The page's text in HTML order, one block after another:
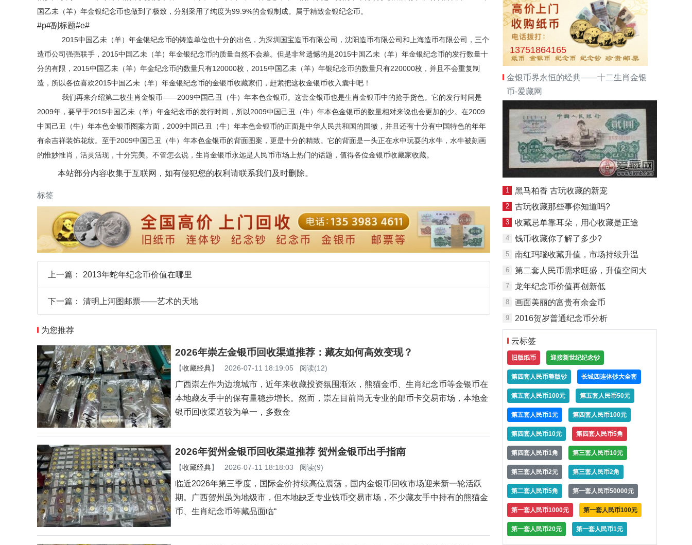
国乙未（羊）年金银纪念币也做到了极致，分别采用了纯度为99.9%的金银制成。属于精致金银纪念币。
#p#副标题#e#
2015中国乙未（羊）年金银纪念币的铸造单位也十分的出色，为深圳国宝造币有限公司，沈阳造币有限公司和上海造币有限公司，三个
造币公司强强联手，2015中国乙未（羊）年金银纪念币的质量自然不会差。但是非常遗憾的是2015中国乙未（羊）年金银纪念币的发行数量十
分的有限，2015中国乙未（羊）年金纪念币的数量只有120000枚，2015中国乙未（羊）年银纪念币的数量只有220000枚，并且不会重复制
造，所以各位喜欢2015中国乙未（羊）年金银纪念币的金银币收藏家们，赶紧把这枚金银币收入囊中吧！
我们再来介绍第二枚生肖金银币——2009中国己丑（牛）年本色金银币。这套金银币也是生肖金银币中的抢手货色。它的发行时间是
2009年，要早于2015中国乙未（羊）年金纪念币的发行时间，所以2009中国己丑（牛）年本色金银币的数量相对来说也会更加的少。在2009
中国己丑（牛）年本色金银币图案方面，2009中国己丑（牛）年本色金银币的正面是中华人民共和国的国徽，并且还有十分有中国特色的年年
有余吉祥装饰花纹。至于2009中国己丑（牛）年本色金银币的背面图案，更是十分的精致。它的背面是一头正在水中玩耍的水牛，水牛被刻画
的惟妙惟肖，活灵活现，十分完美。不管怎么说，生肖金银币永远是人民币市场上热门的话题，值得各位金银币收藏家收藏。
本站部分内容收集于互联网，如有侵犯您的权利请联系我们及时删除。
标签
上一篇： 2013年蛇年纪念币价值在哪里
下一篇： 清明上河图邮票——艺术的天地
为您推荐
2026年崇左金银币回收渠道推荐：藏友如何高效变现？
【收藏经典】 2026-07-11 18:19:05 阅读(12)
广西崇左作为边境城市，近年来收藏投资氛围渐浓，熊猫金币、生肖纪念币等金银币在
本地藏友手中的保有量稳步增长。然而，崇左目前尚无专业的邮币卡交易市场，本地金
银币回收渠道较为单一，多数金
2026年贺州金银币回收渠道推荐 贺州金银币出手指南
【收藏经典】 2026-07-11 18:18:03 阅读(9)
临近2026年第三季度，国际金价持续高位震荡，国内金银币回收市场迎来新一轮活跃
期。广西贺州虽为地级市，但本地缺乏专业钱币交易市场，不少藏友手中持有的熊猫金
币、生肖纪念币等藏品面临“
13751864165
金银币界永恒的经典——十二生肖金银
币-爱藏网
1 黑马柏香 古玩收藏的新宠
2 古玩收藏那些事你知道吗?
3 收藏忌单靠耳朵，用心收藏是正途
4 钱币收藏你了解了多少?
5 南红玛瑙收藏升值，市场持续升温
6 第二套人民币需求旺盛，升值空间大
7 龙年纪念币价值再创新低
8 画面美丽的富贵有余金币
9 2016贺岁普通纪念币分析
云标签
旧版纸币 迎接新世纪纪念钞
第四套人民币整版钞 长城四连体钞大全套
第五套人民币100元 第五套人民币50元
第五套人民币1元 第四套人民币100元
第四套人民币10元 第四套人民币5角
第四套人民币1角 第三套人民币10元
第三套人民币2元 第三套人民币2角
第二套人民币5角 第一套人民币50000元
第一套人民币1000元 第一套人民币100元
第一套人民币20元 第一套人民币1元